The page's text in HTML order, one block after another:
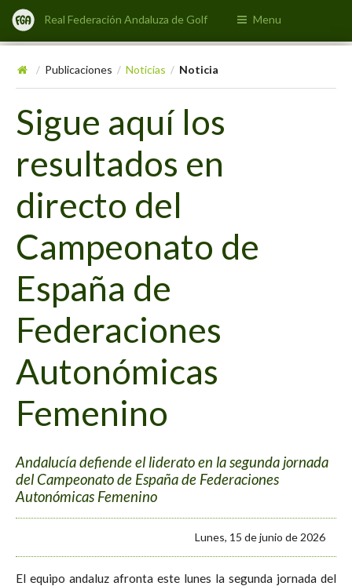
Real Federación Andaluza de Golf Menu
/ Publicaciones / Noticias / Noticia
Sigue aquí los
resultados en
directo del
Campeonato de
España de
Federaciones
Autonómicas
Femenino
Andalucía defiende el liderato en la segunda jornada
del Campeonato de España de Federaciones
Autonómicas Femenino
Lunes, 15 de junio de 2026
El equipo andaluz afronta este lunes la segunda jornada del